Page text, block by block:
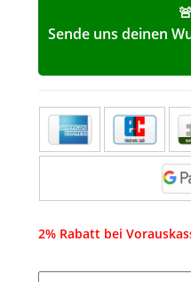
Sende uns deinen
2% Rabatt bei